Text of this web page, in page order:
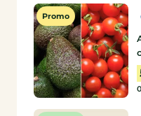
Promo